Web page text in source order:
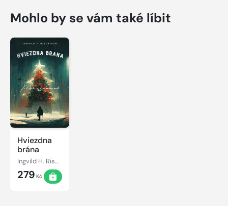
Mohlo by se vám také líbit
Hviezdna
brána
Ingvild H. Rishøi
279 Kč